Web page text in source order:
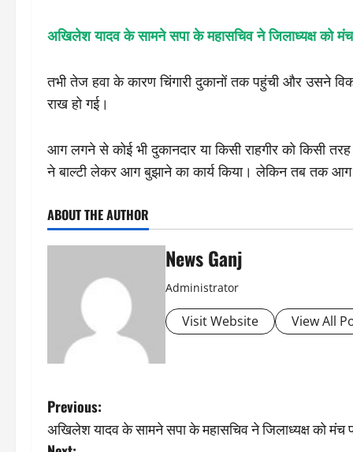
अखिलेश यादव के सामने सपा के महासचिव ने जिलाध्यक्ष को
तभी तेज हवा के कारण चिंगारी दुकानों तक पहुंची और
राख हो गई।
आग लगने से कोई भी दुकानदार या किसी राहगीर को किसी
ने बाल्टी लेकर आग बुझाने का कार्य किया। लेकिन तब तक आग
ABOUT THE AUTHOR
News Ganj
Administrator
Visit Website View All
P
o
Previous:
अखिलेश यादव के सामने सपा के महासचिव ने जिलाध्यक्ष को मंच